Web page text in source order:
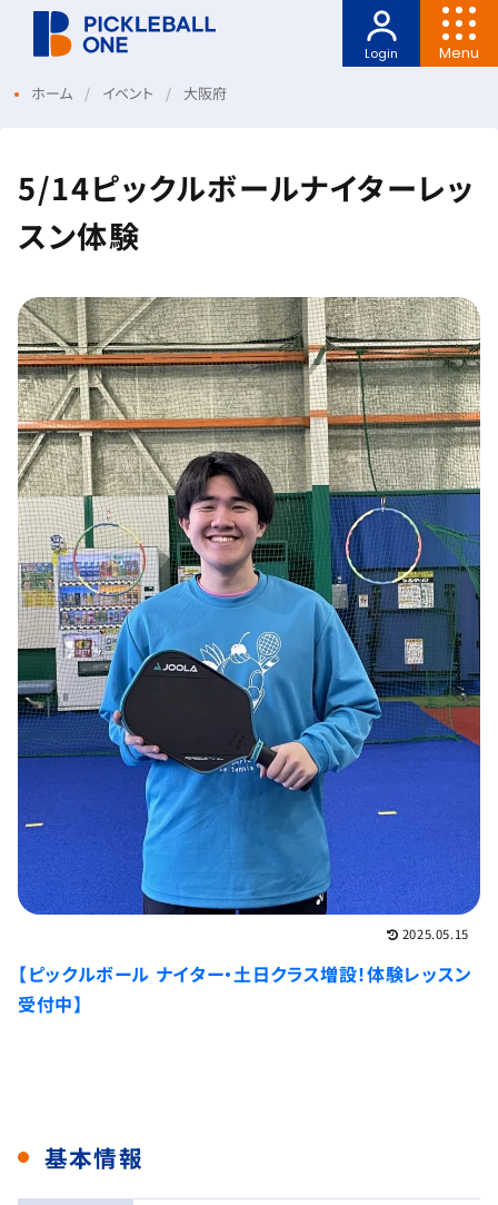
Menu
Login
ホーム イベント 大阪府
5/14ピックルボールナイターレッ
スン体験
2025.05.15
【ピックルボール ナイター・土日クラス増設！体験レッスン
受付中】
基本情報